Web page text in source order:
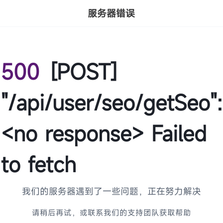
服务器错误
500 [POST]
"/api/user/seo/getSeo":
<no response> Failed
to fetch
我们的服务器遇到了一些问题，正在努力解决
请稍后再试，或联系我们的支持团队获取帮助